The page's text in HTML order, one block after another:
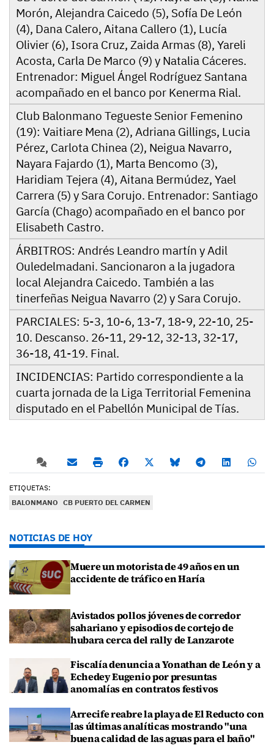
Morón, Alejandra Caicedo (5), Sofía De León
(4), Dana Calero, Aitana Callero (1), Lucía
Olivier (6), Isora Cruz, Zaida Armas (8), Yareli
Acosta, Carla De Marco (9) y Natalia Cáceres.
Entrenador: Miguel Ángel Rodríguez Santana
acompañado en el banco por Kenerma Rial.
Club Balonmano Tegueste Senior Femenino
(19): Vaitiare Mena (2), Adriana Gillings, Lucia
Pérez, Carlota Chinea (2), Neigua Navarro,
Nayara Fajardo (1), Marta Bencomo (3),
Haridiam Tejera (4), Aitana Bermúdez, Yael
Carrera (5) y Sara Corujo. Entrenador: Santiago
García (Chago) acompañado en el banco por
Elisabeth Castro.
ÁRBITROS: Andrés Leandro martín y Adil
Ouledelmadani. Sancionaron a la jugadora
local Alejandra Caicedo. También a las
tinerfeñas Neigua Navarro (2) y Sara Corujo.
PARCIALES: 5-3, 10-6, 13-7, 18-9, 22-10, 25-
10. Descanso. 26-11, 29-12, 32-13, 32-17,
36-18, 41-19. Final.
INCIDENCIAS: Partido correspondiente a la
cuarta jornada de la Liga Territorial Femenina
disputado en el Pabellón Municipal de Tías.
ETIQUETAS:
BALONMANO CB PUERTO DEL CARMEN
NOTICIAS DE HOY
Muere un motorista de 49 años en un
accidente de tráfico en Haría
Avistados pollos jóvenes de corredor
sahariano y episodios de cortejo de
hubara cerca del rally de Lanzarote
Fiscalía denuncia a Yonathan de León y a
Echedey Eugenio por presuntas
anomalías en contratos festivos
Arrecife reabre la playa de El Reducto con
las últimas analíticas mostrando "una
buena calidad de las aguas para el baño"